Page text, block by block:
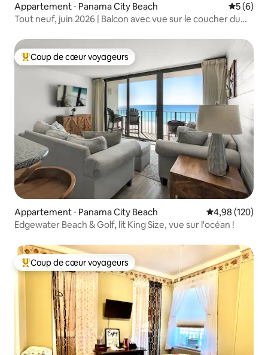
Appartement ⋅ Panama City Beach
5 (6)
Tout neuf, juin 2026 | Balcon avec vue sur le coucher du
Coups de cœur voyageurs les plus appréciés
Coup de cœur voyageurs
Appartement ⋅ Panama City Beach Évaluation
4,98 (120)
Edgewater Beach & Golf, lit King Size, vue sur l'océan !
Coups de cœur voyageurs les plus appréciés
Coup de cœur voyageurs